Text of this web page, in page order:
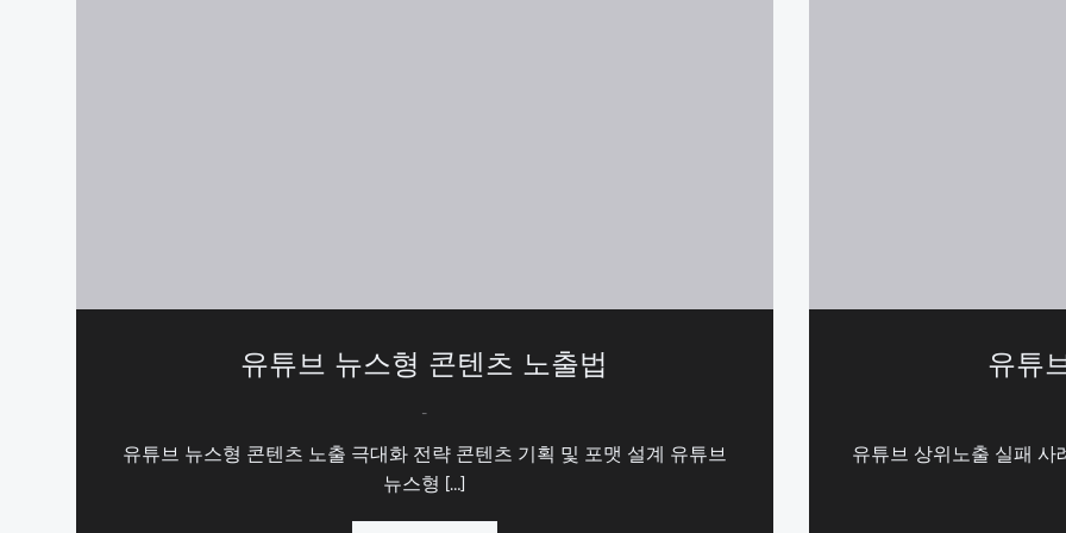
유튜브 뉴스형 콘텐츠 노출법
-
유튜브 뉴스형 콘텐츠 노출 극대화 전략 콘텐츠 기획 및 포맷 설계 유튜브
뉴스형 […]
유튜
유튜브 상위노출 실패 사